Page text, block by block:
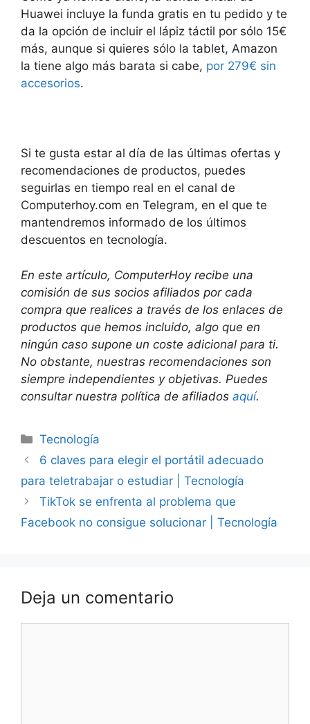
Huawei incluye la funda gratis en tu pedido y te
da la opción de incluir el lápiz táctil por sólo 15€
más, aunque si quieres sólo la tablet, Amazon
la tiene algo más barata si cabe, por 279€ sin
accesorios.
Si te gusta estar al día de las últimas ofertas y
recomendaciones de productos, puedes
seguirlas en tiempo real en el canal de
Computerhoy.com en Telegram, en el que te
mantendremos informado de los últimos
descuentos en tecnología.
En este artículo, ComputerHoy recibe una
comisión de sus socios afiliados por cada
compra que realices a través de los enlaces de
productos que hemos incluido, algo que en
ningún caso supone un coste adicional para ti.
No obstante, nuestras recomendaciones son
siempre independientes y objetivas. Puedes
consultar nuestra política de afiliados aquí.
Categorías
Tecnología
6 claves para elegir el portátil adecuado
para teletrabajar o estudiar | Tecnología
TikTok se enfrenta al problema que
Facebook no consigue solucionar | Tecnología
Deja un comentario